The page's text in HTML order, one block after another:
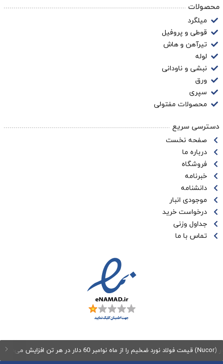
محصولات
میلگرد
قوطی و پروفیل
تیرآهن و هاش
لوله
نبشی و ناودانی
ورق
سپری
محصولات مفتولی
دسترسی سریع
صفحه نخست
درباره ما
فروشگاه
خبرنامه
دانشنامه
موجودی انبار
درخواست خرید
جداول وزنی
تماس با ما